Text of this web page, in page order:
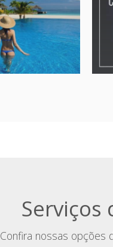
Serviços
Confira nossas opções